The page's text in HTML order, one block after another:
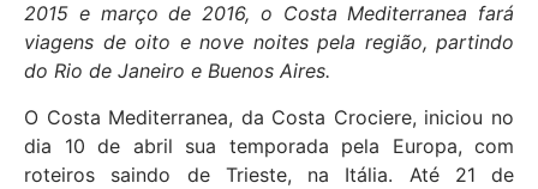
2015 e março de 2016, o Costa Mediterranea fará
viagens de oito e nove noites pela região, partindo
do Rio de Janeiro e Buenos Aires.
O Costa Mediterranea, da Costa Crociere, iniciou no
dia 10 de abril sua temporada pela Europa, com
roteiros saindo de Trieste, na Itália. Até 21 de